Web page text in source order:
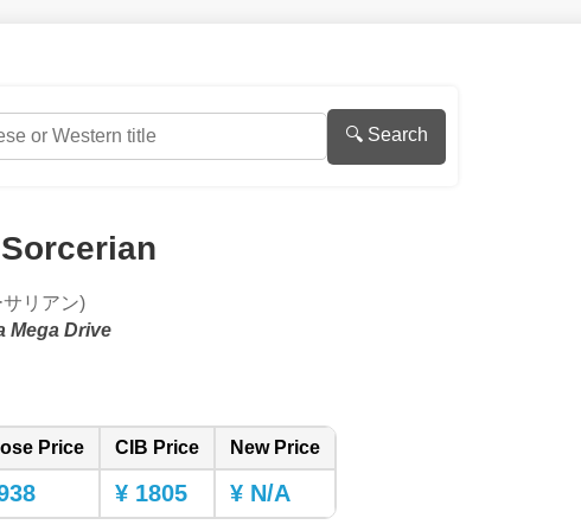
🔍 Search
Sorcerian
サリアン)
Mega Drive
Price CIB Price New Price
¥ 1805 ¥ N/A